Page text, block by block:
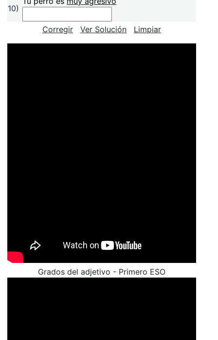
10)
Corregir Ver Solución Limpiar
Grados del adjetivo - Primero ESO